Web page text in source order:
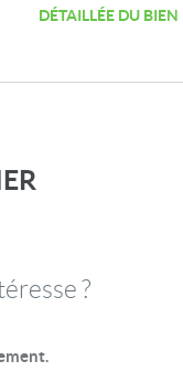
DÉTAILLÉE DU BIEN
?